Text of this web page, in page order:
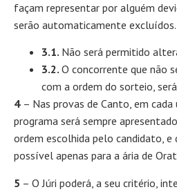
façam representar por alguém
serão automaticamente excluídos.
3.1. Não será permitido
3.2. O concorrente que não
com a ordem do sorteio,
4 – Nas provas de Canto, em
programa será sempre
ordem escolhida pelo candidato, e
possível apenas para a ária de
5 – O Júri poderá, a seu critério,